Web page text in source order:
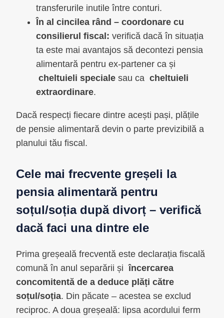
transferurile inutile între conturi.
În al cincilea rând – coordonare cu
consilierul fiscal: verifică dacă în situația
ta este mai avantajos să decontezi pensia
alimentară pentru ex-partener ca și
cheltuieli speciale sau ca cheltuieli
extraordinare.
Dacă respecți fiecare dintre acești pași, plățile
de pensie alimentară devin o parte previzibilă a
planului tău fiscal.
Cele mai frecvente greșeli la
pensia alimentară pentru
soțul/soția după divorț – verifică
dacă faci una dintre ele
Prima greșeală frecventă este declarația fiscală
comună în anul separării șiîncercarea
concomitentă de a deduce plăți către
soțul/soția. Din păcate – acestea se exclud
reciproc. A doua greșeală: lipsa acordului ferm